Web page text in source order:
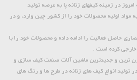
حاصل از سال 1367 تا به امروز در زمینه کیفهای زنانه پا به عرصه تولید
1385به بعد کلیه مواد اولیه محصولات خود را از کشور چین وارد، و در
1394بابرند انحصاری حاصل فعالیت را ادامه داده و محصولات خود را با
خارجی کرده است .
ترین و جدیدترین ماشین آلات صنعت کیف سازی و
در تولید انواع کیف های زنانه در طرح ها و رنگ های